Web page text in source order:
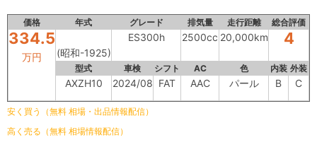
価格 年式 グレード 排気量 走行距離 総合評価
334.5
万円 (昭和-1925)
ES300h 2500cc 20,000km 4
型式 車検 シフト AC 色 内装 外装
AXZH10 2024/08 FAT AAC パール B C
安く買う（無料 相場・出品情報配信）
高く売る（無料 相場情報配信）